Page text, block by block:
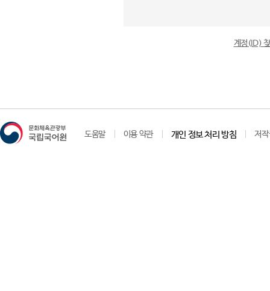
계정(ID)
도움말 이용 약관 개인 정보 처리 방침 저